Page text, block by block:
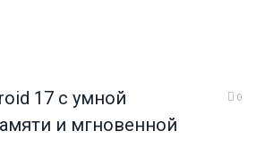
17 с умной
и мгновенной
0